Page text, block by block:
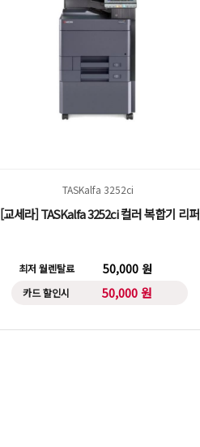
TASKalfa 3252ci
[교세라] TASKalfa 3252ci 컬러 복합기 리퍼
최저 월렌탈료 50,000 원
카드 할인시 50,000 원